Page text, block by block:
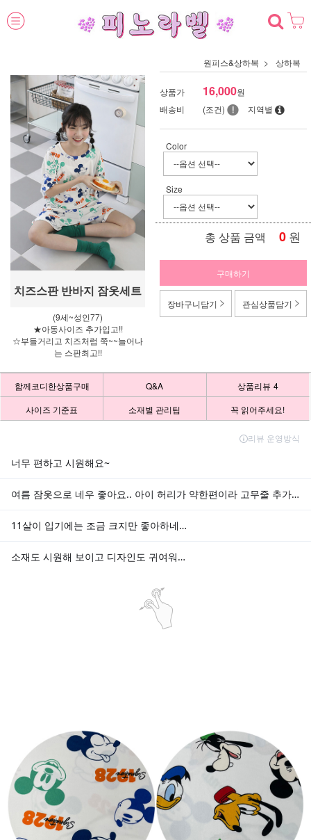
원피스&상하복 상하복
치즈스판 반바지 잠옷세트
(9세~성인77)
★아동사이즈 추가입고!!
☆부들거리고 치즈처럼 쭉~~늘어나
는 스판최고!!
상품가 16,000원
배송비
(조건) 지역별
Color
Size
총 상품 금액 0 원
구매하기
장바구니담기 관심상품담기
함께코디한상품구매 Q&A 상품리뷰 4
사이즈 기준표
소재별 관리팁 꼭 읽어주세요!